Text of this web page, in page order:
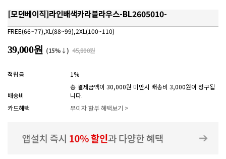
[모던베이직]라인배색카라블라우스-BL2605010-
FREE(66~77),XL(88~99),2XL(100~110)
39,000원 (15%↓) 45,800원
적립금 1%
배송비
총 결제금액이 30,000원 미만시 배송비 3,000원이 청구됩
니다.
카드혜택
무이자 할부 혜택보기 >